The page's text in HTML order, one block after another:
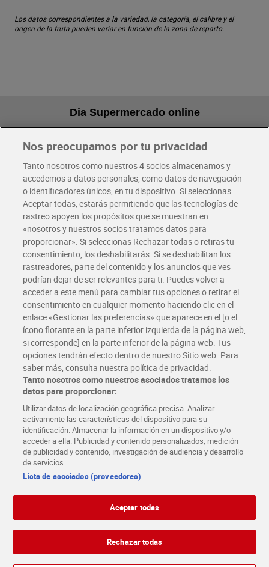
Los datos correspondientes a la variedad, la categoría, el calibre y el
origen de la fruta pueden variar en función de la zona de reparto.
Dia Supermercado online
Pide hoy, recibe hoy
Envío gratis por compras superiores a 100€
Envío estandar por 4,99€
Glovo y Uber Eats
Solicita tu factura de Glovo o Uber Eats
Únete al CLUB Dia
Disfruta las ventajas y ofertas exclusivas.
Descárgate la APP Dia
Folletos y Tiendas
Descubre las mejores ofertas y busca tu tienda más cercana
Tarjeta MaX Dia
Te devuelve hasta 8€/mes de tus compras.
¡Solicita tu tarjeta de crédito aquí!
COMER MEJOR CADA DIA
COLABORA CON DIA ABRE TU TIENDA DIA CORPORATE
EnglishPolítica de privacidad Política de cookies
Nos preocupamos por tu privacidad
Tanto nosotros como nuestros4socios almacenamos y
accedemos a datos personales, como datos de navegación
o identificadores únicos, en tu dispositivo. Si seleccionas
Aceptar todas, estarás permitiendo que las tecnologías de
rastreo apoyen los propósitos que se muestran en
«nosotros y nuestros socios tratamos datos para
proporcionar». Si seleccionas Rechazar todas o retiras tu
consentimiento, los deshabilitarás. Si se deshabilitan los
rastreadores, parte del contenido y los anuncios que ves
podrían dejar de ser relevantes para ti. Puedes volver a
acceder a este menú para cambiar tus opciones o retirar el
consentimiento en cualquier momento haciendo clic en el
enlace «Gestionar las preferencias» que aparece en el [o el
ícono flotante en la parte inferior izquierda de la página web,
si corresponde] en la parte inferior de la página web. Tus
opciones tendrán efecto dentro de nuestro Sitio web. Para
saber más, consulta nuestra política de privacidad.
Tanto nosotros como nuestros asociados tratamos los
datos para proporcionar:
Utilizar datos de localización geográfica precisa. Analizar
activamente las características del dispositivo para su
identificación. Almacenar la información en un dispositivo y/o
acceder a ella. Publicidad y contenido personalizados, medición
de publicidad y contenido, investigación de audiencia y desarrollo
de servicios.
Lista de asociados (proveedores)
Aceptar todas
Rechazar todas